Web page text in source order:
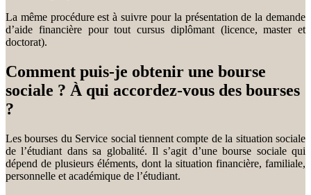
La même procédure est à suivre pour la présentation de la demande
d’aide financière pour tout cursus diplômant (licence, master et
doctorat).
Comment puis-je obtenir une bourse
sociale ? À qui accordez-vous des bourses
?
Les bourses du Service social tiennent compte de la situation sociale
de l’étudiant dans sa globalité. Il s’agit d’une bourse sociale qui
dépend de plusieurs éléments, dont la situation financière, familiale,
personnelle et académique de l’étudiant.